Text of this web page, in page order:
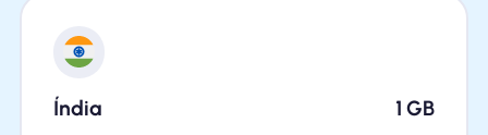
Índia 1 GB